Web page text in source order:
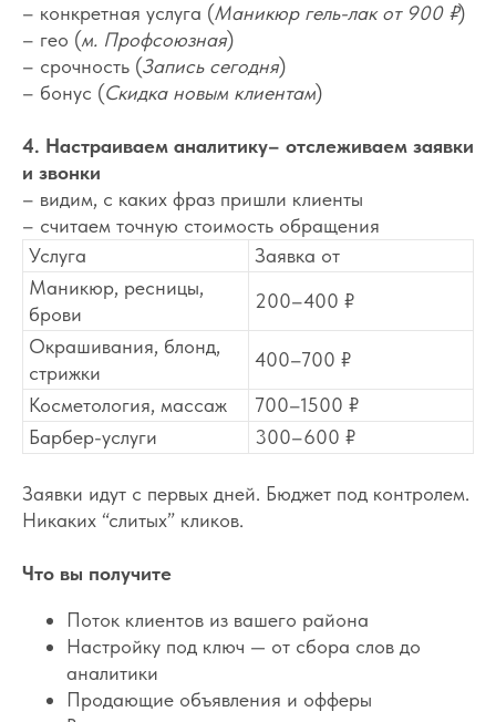
– конкретная услуга (Маникюр гель-лак от 900 ₽)
– гео (м. Профсоюзная)
– срочность (Запись сегодня)
– бонус (Скидка новым клиентам)
4. Настраиваем аналитику– отслеживаем заявки
и звонки
– видим, с каких фраз пришли клиенты
– считаем точную стоимость обращения
Услуга
Заявка от
Маникюр, ресницы,
брови
200–400 ₽
Окрашивания, блонд,
стрижки
400–700 ₽
Косметология, массаж
700–1500 ₽
Барбер-услуги
300–600 ₽
Заявки идут с первых дней. Бюджет под контролем.
Никаких “слитых” кликов.
Что вы получите
Поток клиентов из вашего района
Настройку под ключ — от сбора слов до
аналитики
Продающие объявления и офферы